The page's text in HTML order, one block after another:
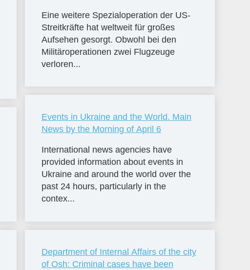
Eine weitere Spezialoperation der US-
Streitkräfte hat weltweit für großes
Aufsehen gesorgt. Obwohl bei den
Militäroperationen zwei Flugzeuge
verloren...
Events in Ukraine and the World. Main
News by the Morning of April 6
International news agencies have
provided information about events in
Ukraine and around the world over the
past 24 hours, particularly in the
contex...
Department of Internal Affairs of the city
of Osh: Criminal cases have been